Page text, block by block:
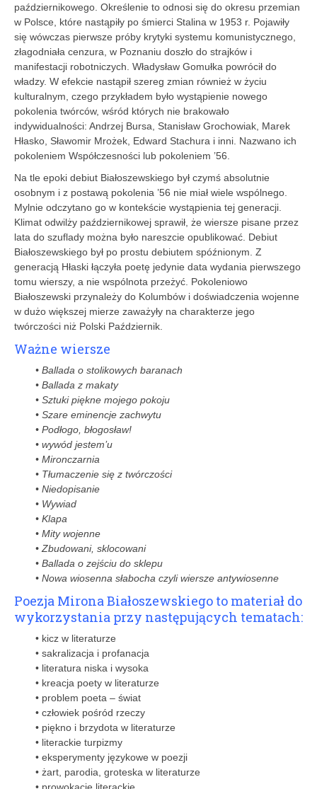
październikowego. Określenie to odnosi się do okresu przemian
w Polsce, które nastąpiły po śmierci Stalina w 1953 r. Pojawiły
się wówczas pierwsze próby krytyki systemu komunistycznego,
złagodniała cenzura, w Poznaniu doszło do strajków i
manifestacji robotniczych. Władysław Gomułka powrócił do
władzy. W efekcie nastąpił szereg zmian również w życiu
kulturalnym, czego przykładem było wystąpienie nowego
pokolenia twórców, wśród których nie brakowało
indywidualności: Andrzej Bursa, Stanisław Grochowiak, Marek
Hłasko, Sławomir Mrożek, Edward Stachura i inni. Nazwano ich
pokoleniem Współczesności lub pokoleniem ’56.
Na tle epoki debiut Białoszewskiego był czymś absolutnie
osobnym i z postawą pokolenia ’56 nie miał wiele wspólnego.
Mylnie odczytano go w kontekście wystąpienia tej generacji.
Klimat odwilży październikowej sprawił, że wiersze pisane przez
lata do szuflady można było nareszcie opublikować. Debiut
Białoszewskiego był po prostu debiutem spóźnionym. Z
generacją Hłaski łączyła poetę jedynie data wydania pierwszego
tomu wierszy, a nie wspólnota przeżyć. Pokoleniowo
Białoszewski przynależy do Kolumbów i doświadczenia wojenne
w dużo większej mierze zaważyły na charakterze jego
twórczości niż Polski Październik.
Ważne wiersze
• Ballada o stolikowych baranach
• Ballada z makaty
• Sztuki piękne mojego pokoju
• Szare eminencje zachwytu
• Podłogo, błogosław!
• wywód jestem’u
• Mironczarnia
• Tłumaczenie się z twórczości
• Niedopisanie
• Wywiad
• Klapa
• Mity wojenne
• Zbudowani, sklocowani
• Ballada o zejściu do sklepu
• Nowa wiosenna słabocha czyli wiersze antywiosenne
Poezja Mirona Białoszewskiego to materiał do
wykorzystania przy następujących tematach:
• kicz w literaturze
• sakralizacja i profanacja
• literatura niska i wysoka
• kreacja poety w literaturze
• problem poeta – świat
• człowiek pośród rzeczy
• piękno i brzydota w literaturze
• literackie turpizmy
• eksperymenty językowe w poezji
• żart, parodia, groteska w literaturze
• prowokacje literackie